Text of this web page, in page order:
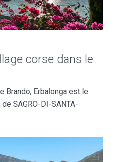
corse dans le
Brando, Erbalonga est le
SAGRO-DI-SANTA-